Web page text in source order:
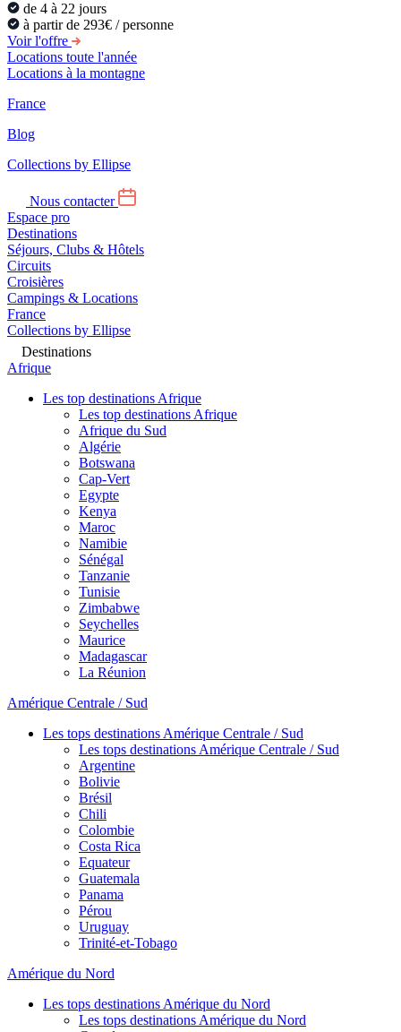
de 4 à 22 jours
à partir de 293€ / personne
Voir l'offre
Locations toute l'année
Locations à la montagne
France
Blog
Collections by Ellipse
Nous contacter
Espace pro
Destinations
Séjours, Clubs & Hôtels
Circuits
Croisières
Campings & Locations
France
Collections by Ellipse
Destinations
Afrique
Les top destinations Afrique
Les top destinations Afrique
Afrique du Sud
Algérie
Botswana
Cap-Vert
Egypte
Kenya
Maroc
Namibie
Sénégal
Tanzanie
Tunisie
Zimbabwe
Seychelles
Maurice
Madagascar
La Réunion
Amérique Centrale / Sud
Les tops destinations Amérique Centrale / Sud
Les tops destinations Amérique Centrale / Sud
Argentine
Bolivie
Brésil
Chili
Colombie
Costa Rica
Equateur
Guatemala
Panama
Pérou
Uruguay
Trinité-et-Tobago
Amérique du Nord
Les tops destinations Amérique du Nord
Les tops destinations Amérique du Nord